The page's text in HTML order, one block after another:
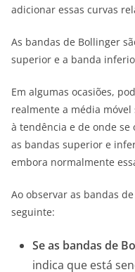
adicionar essas curvas
As bandas de Bollinger
superior e a banda
Em algumas ocasiões,
realmente a média
à tendência e de onde
as bandas superior e
embora normalmente
Ao observar as bandas
seguinte:
Se as bandas de
indica que está